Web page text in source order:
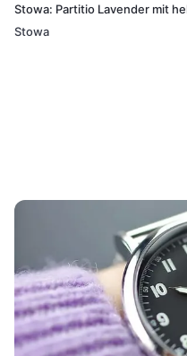
Stowa: Partitio Lavender mit
Stowa